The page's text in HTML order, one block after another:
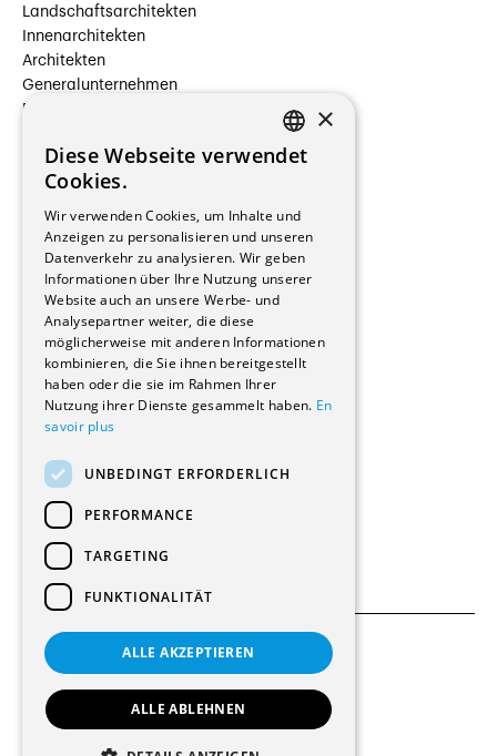
Landschaftsarchitekten
Innenarchitekten
Architekten
Generalunternehmen
Beauftragte Unternehmen
Hersteller/Lieferanten
Bauherrschaften
Immobilienverwaltungsgesellschaften
Stockwerkeigentum
Reportagen
Wohnungen
Renovierungen
Innere Umbauten
Gastgewerbe und Tourismus
Verwaltungsgebäude und Geschäfte
Schuleinrichtungen
Medizinische Einrichtungen
Kultur - Sport - Freizeit
Industrie - Handwerk
Transport und Parkplätze
Diverse Bauten
© 2026 Alle Rechte vorbehalten
Allgemeine Bedingungen
FRENCH
×
Diese Webseite verwendet
Cookies.
Wir verwenden Cookies, um Inhalte und
Anzeigen zu personalisieren und unseren
Datenverkehr zu analysieren. Wir geben
Informationen über Ihre Nutzung unserer
Website auch an unsere Werbe- und
Analysepartner weiter, die diese
möglicherweise mit anderen Informationen
kombinieren, die Sie ihnen bereitgestellt
haben oder die sie im Rahmen Ihrer
Nutzung ihrer Dienste gesammelt haben. En
savoir plus
UNBEDINGT ERFORDERLICH
PERFORMANCE
TARGETING
FUNKTIONALITÄT
ALLE AKZEPTIEREN
ALLE ABLEHNEN